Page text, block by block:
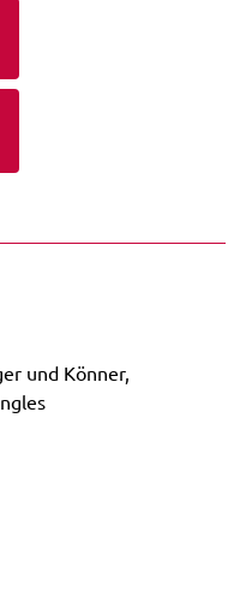
und Könner,